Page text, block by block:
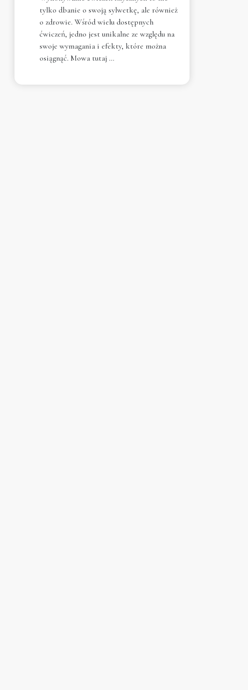
tylko dbanie o swoją sylwetkę, ale również
o zdrowie. Wśród wielu dostępnych
ćwiczeń, jedno jest unikalne ze względu na
swoje wymagania i efekty, które można
osiągnąć. Mowa tutaj …